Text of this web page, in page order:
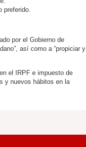
preferido.
por el Gobierno de
así como a “propiciar y
el IRPF e impuesto de
y nuevos hábitos en la